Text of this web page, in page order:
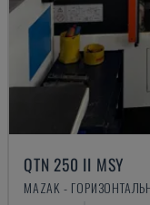
QTN 250 II MSY
MAZAK -